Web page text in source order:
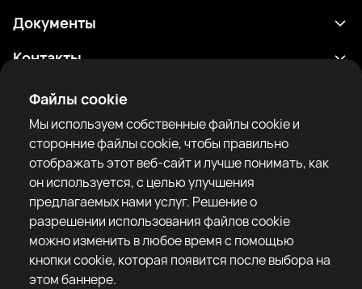
Файлы cookie
Мы используем собственные файлы cookie и
сторонние файлы cookie, чтобы правильно
отображать этот веб-сайт и лучше понимать, как
он используется, с целью улучшения
предлагаемых нами услуг. Решение о
разрешении использования файлов cookie
можно изменить в любое время с помощью
кнопки cookie, которая появится после выбора на
этом баннере.
RTF United service limited
6 Burrows court, Liverpool, United Kingdom
Расписание
Боксеры
Рейтинги
Новости
Статьи
Sparring Finder
Документы
Политика конфиденциальности
Уведомление о рисках
Правила сообщества
Контакты
support@rtfight.com
Приложения